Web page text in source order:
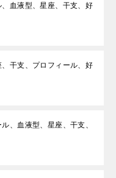
血液型、星座、干支、好
干支、プロフィール、好
、血液型、星座、干支、